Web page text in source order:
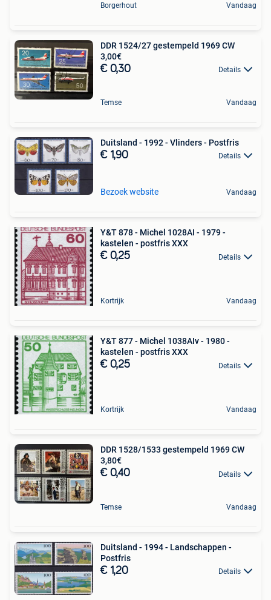
Borgerhout Vandaag
DDR 1524/27 gestempeld 1969 CW
3,00€
€ 0,30 Details
Temse Vandaag
Duitsland - 1992 - Vlinders - Postfris
€ 1,90 Details
Bezoek website Vandaag
Y&T 878 - Michel 1028AI - 1979 -
kastelen - postfris XXX
€ 0,25 Details
Kortrijk Vandaag
Y&T 877 - Michel 1038AIv - 1980 -
kastelen - postfris XXX
€ 0,25 Details
Kortrijk Vandaag
DDR 1528/1533 gestempeld 1969 CW
3,80€
€ 0,40 Details
Temse Vandaag
Duitsland - 1994 - Landschappen -
Postfris
€ 1,20 Details